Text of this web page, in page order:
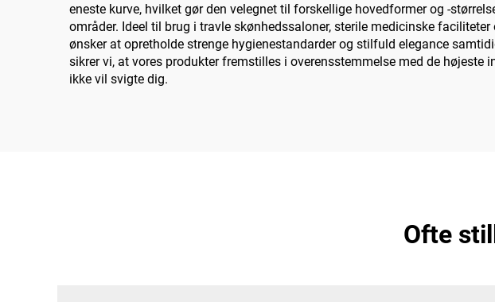
eneste kurve, hvilket gør den velegnet til forskellige hovedformer og -
områder. Ideel til brug i travle skønhedssaloner, sterile medicinske
ønsker at opretholde strenge hygienestandarder og stilfuld elegance
sikrer vi, at vores produkter fremstilles i overensstemmelse med de
ikke vil svigte dig.
Ofte